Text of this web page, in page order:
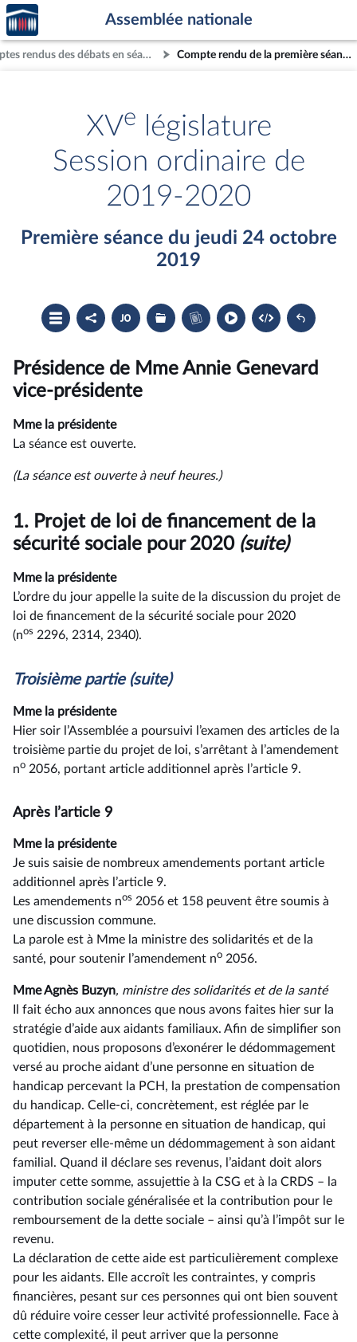
Aller au contenu
Aller en bas de la page
Accèder
à la
page
d'accueil
Assemblée nationale
Comptes rendus des débats en séance Compte rendu de la première séance du jeudi 24 octobre 2019
XVe
législature
Session ordinaire de
2019-2020
Première séance du jeudi 24 octobre
2019
Ouvrir
le
sommaire
Partager
le
compte
Accéder
au
document
du
compte
rendu
Les
dossiers
législatifs
Accéder
au
cahier
Présidence de Mme Annie Genevard
vice-présidente
Mme la présidente
La séance est ouverte.
(La séance est ouverte à neuf heures.)
1. Projet de loi de financement de la
sécurité sociale pour 2020 (suite)
Mme la présidente
L’ordre du jour appelle la suite de la discussion du projet de
loi de financement de la sécurité sociale pour 2020
(nos 2296, 2314, 2340).
Troisièmepartie (suite)
Mme la présidente
Hier soir l’Assemblée a poursuivi l’examen des articles de la
troisième partie du projet de loi, s’arrêtant à l’amendement
no 2056, portant article additionnel après l’article 9.
Après l’article 9
Mme la présidente
Je suis saisie de nombreux amendements portant article
additionnel après l’article 9.
Les amendements nos 2056 et 158 peuvent être soumis à
une discussion commune.
La parole est à Mme la ministre des solidarités et de la
santé, pour soutenir l’amendement no 2056.
Mme Agnès Buzyn, ministre des solidarités et de la santé
Il fait écho aux annonces que nous avons faites hier sur la
stratégie d’aide aux aidants familiaux. Afin de simplifier son
quotidien, nous proposons d’exonérer le dédommagement
versé au proche aidant d’une personne en situation de
handicap percevant la PCH, la prestation de compensation
du handicap. Celle-ci, concrètement, est réglée par le
département à la personne en situation de handicap, qui
peut reverser elle-même un dédommagement à son aidant
familial. Quand il déclare ses revenus, l’aidant doit alors
imputer cette somme, assujettie à la CSG et à la CRDS –⁠ la
contribution sociale généralisée et la contribution pour le
remboursement de la dette sociale – ainsi qu’à l’impôt sur le
revenu.
La déclaration de cette aide est particulièrement complexe
pour les aidants. Elle accroît les contraintes, y compris
financières, pesant sur ces personnes qui ont bien souvent
dû réduire voire cesser leur activité professionnelle. Face à
cette complexité, il peut arriver que la personne